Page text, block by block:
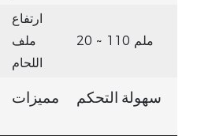
ارتفاع
ملف
اللحام
20 ~ 110 ملم
مميزات سهولة التحكم